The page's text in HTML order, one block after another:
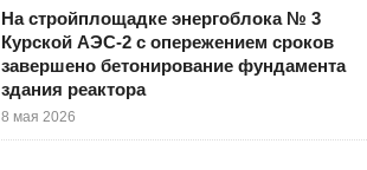
На стройплощадке энергоблока № 3
Курской АЭС-2 с опережением сроков
завершено бетонирование фундамента
здания реактора
8 мая 2026